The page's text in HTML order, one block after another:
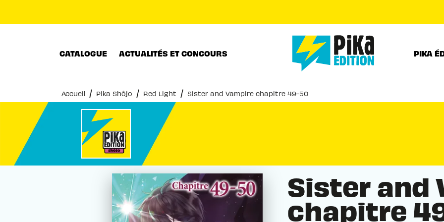
CATALOGUE ACTUALITÉS ET CONCOURS PIKA
Accueil / Pika Shôjo / Red Light / Sister and Vampire chapitre 49-50
Sister and
chapitre